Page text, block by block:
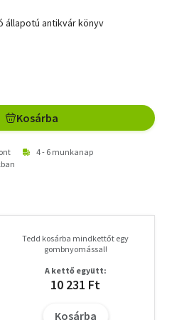
állapotú antikvár könyv
Kosárba
4 - 6 munkanap
Tedd kosárba mindkettőt egy
gombnyomással!
A kettő együtt:
10 231 Ft
Kosárba